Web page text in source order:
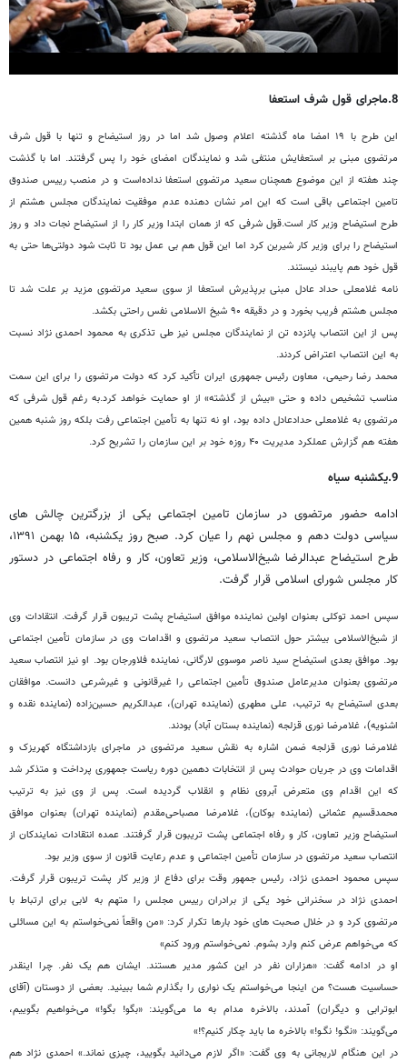
8.ماجرای قول شرف استعفا
این طرح با ۱۹ امضا ماه گذشته اعلام وصول شد اما در روز استیضاح و تنها با قول شرف
مرتضوی مبنی بر استعفایش منتفی شد و نمایندگان امضای خود را پس گرفتند. اما با گذشت
چند هفته از این موضوع همچنان سعید مرتضوی استعفا نداده‌است و در منصب رییس صندوق
تامین اجتماعی باقی است که این امر نشان دهنده عدم موفقیت نمایندگان مجلس هشتم از
طرح استیضاح وزیر کار است.قول شرفی که از همان ابتدا وزیر کار را از استیضاح نجات داد و روز
استیضاح را برای وزیر کار شیرین کرد اما این قول هم بی عمل بود تا ثابت شود دولتی‌ها حتی به
قول خود هم پایبند نیستند.
نامه غلامعلی حداد عادل مبنی برپذیرش استعفا از سوی سعید مرتضوی مزید بر علت شد تا
مجلس هشتم فریب بخورد و در دقیقه ۹۰ شیخ الاسلامی نفس راحتی بکشد.
پس از این انتصاب پانزده تن از نمایندگان مجلس نیز طی تذکری به محمود احمدی نژاد نسبت
به این انتصاب اعتراض کردند.
محمد رضا رحیمی، معاون رئیس جمهوری ایران تأکید کرد که دولت مرتضوی را برای این سمت
مناسب تشخیص داده و حتی «بیش از گذشته» از او حمایت خواهد کرد.به رغم قول شرفی که
مرتضوی به غلامعلی حدادعادل داده بود، او نه تنها به تأمین اجتماعی رفت بلکه روز شنبه همین
هفته هم گزارش عملکرد مدیریت ۴۰ روزه خود بر این سازمان را تشریح کرد.
9.یکشنبه سیاه
ادامه حضور مرتضوی در سازمان تامین اجتماعی یکی از بزرگترین چالش های
سیاسی دولت دهم و مجلس نهم را عیان کرد. صبح روز یکشنبه، ۱۵ بهمن ۱۳۹۱،
طرح استیضاح عبدالرضا شیخ‌الاسلامی، وزیر تعاون، کار و رفاه اجتماعی در دستور
کار مجلس شورای اسلامی قرار گرفت.
سپس احمد توکلی بعنوان اولین نماینده موافق استیضاح پشت تریبون قرار گرفت. انتقادات وی
از شیخ‌الاسلامی بیشتر حول انتصاب سعید مرتضوی و اقدامات وی در سازمان تأمین اجتماعی
بود. موافق بعدی استیضاح سید ناصر موسوی لارگانی، نماینده فلاورجان بود. او نیز انتصاب سعید
مرتضوی بعنوان مدیرعامل صندوق تأمین اجتماعی را غیرقانونی و غیرشرعی دانست. موافقان
بعدی استیضاح به ترتیب، علی مطهری (نماینده تهران)، عبدالکریم حسین‌زاده (نماینده نقده و
اشنویه)، غلامرضا نوری قزلجه (نماینده بستان آباد) بودند.
غلامرضا نوری قزلجه ضمن اشاره به نقش سعید مرتضوی در ماجرای بازداشتگاه کهریزک و
اقدامات وی در جریان حوادث پس از انتخابات دهمین دوره ریاست جمهوری پرداخت و متذکر شد
که این اقدام وی متعرض آبروی نظام و انقلاب گردیده است. پس از وی نیز به ترتیب
محمدقسیم عثمانی (نماینده بوکان)، غلامرضا مصباحی‌مقدم (نماینده تهران) بعنوان موافق
استیضاح وزیر تعاون، کار و رفاه اجتماعی پشت تریبون قرار گرفتند. عمده انتقادات نمایندکان از
انتصاب سعید مرتضوی در سازمان تأمین اجتماعی و عدم رعایت قانون از سوی وزیر بود.
سپس محمود احمدی نژاد، رئیس جمهور وقت برای دفاع از وزیر کار پشت تریبون قرار گرفت.
احمدی نژاد در سخنرانی خود یکی از برادران رییس مجلس را متهم به لابی برای ارتباط با
مرتضوی کرد و در خلال صحبت های خود بارها تکرار کرد: «من واقعاً نمی‌خواستم به این مسائلی
که می‌خواهم عرض کنم وارد بشوم. نمی‌خواستم ورود کنم»
او در ادامه گفت: «هزاران نفر در این کشور مدیر هستند. ایشان هم یک نفر. چرا اینقدر
حساسیت هست؟ من اینجا می‌خواستم یک نواری را بگذارم شما ببینید. بعضی از دوستان (آقای
ابوترابی و دیگران) آمدند، بالاخره مدام به ما می‌گویند: «بگو! بگو!» می‌خواهیم بگوییم،
می‌گویند: «نگـو! نگـو!» بالاخره ما باید چکار کنیم؟!»
در این هنگام لاریجانی به وی گفت: «اگر لازم می‌دانید بگویید، چیزی نماند.» احمدی نژاد هم